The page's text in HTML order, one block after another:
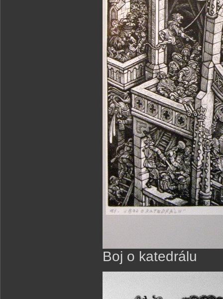
Boj o katedrálu